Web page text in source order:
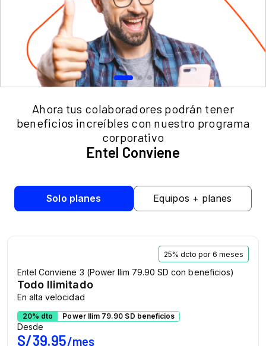
Ahora tus colaboradores podrán tener
beneficios increíbles con nuestro programa
corporativo
Entel Conviene